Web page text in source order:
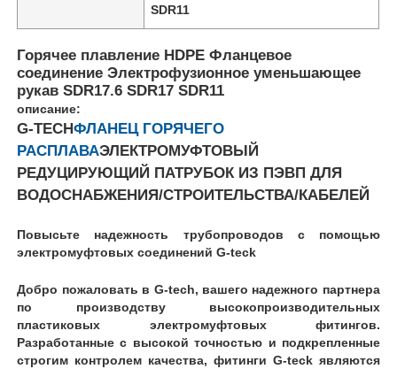
Главная страница
SDR11
Горячее плавление HDPE Фланцевое
соединение Электрофузионное уменьшающее
рукав SDR17.6 SDR17 SDR11
описание:
G-TECHФЛАНЕЦ ГОРЯЧЕГО
РАСПЛАВАЭЛЕКТРОМУФТОВЫЙ
РЕДУЦИРУЮЩИЙ ПАТРУБОК ИЗ ПЭВП ДЛЯ
ВОДОСНАБЖЕНИЯ/СТРОИТЕЛЬСТВА/КАБЕЛЕЙ
Повысьте надежность трубопроводов с помощью
электромуфтовых соединений G-teck
Добро пожаловать в G-tech, вашего надежного партнера
по производству высокопроизводительных
пластиковых электромуфтовых фитингов.
Разработанные с высокой точностью и подкрепленные
строгим контролем качества, фитинги G-teck являются